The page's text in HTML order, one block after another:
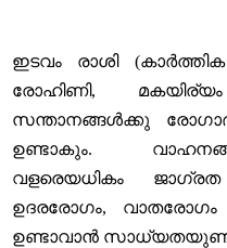
ഇടവം രാശി
രോഹിണി,
സന്താനങ്ങൾക്കു
ഉണ്ടാകും.
വളരെയധികം
ഉദരരോഗം,
ഉണ്ടാവാൻ